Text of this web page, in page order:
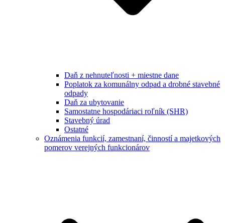
Daň z nehnuteľnosti + miestne dane
Poplatok za komunálny odpad a drobné stavebné
odpady
Daň za ubytovanie
Samostatne hospodáriaci roľník (SHR)
Stavebný úrad
Ostatné
Oznámenia funkcií, zamestnaní, činností a majetkových
pomerov verejných funkcionárov